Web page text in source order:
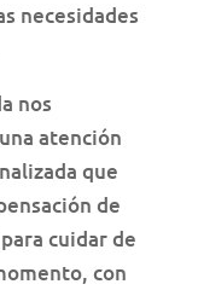
necesidades
nos
atención
que
de
cuidar de
con